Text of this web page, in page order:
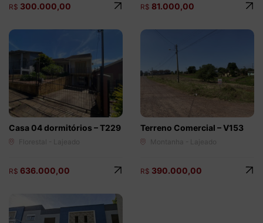
R$ 300.000,00 R$ 81.000,00
Casa 04 dormitórios – T229
R$ 636.000,00
Terreno Comercial – V153
R$ 390.000,00